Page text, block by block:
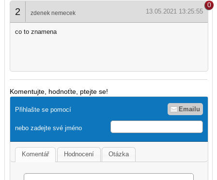
0
2 zdenek nemecek 13.05.2021 13:25:55
co to znamena
Komentujte, hodnoťte, ptejte se!
Přihlašte se pomocí Emailu
nebo zadejte své jméno
Komentář Hodnocení Otázka